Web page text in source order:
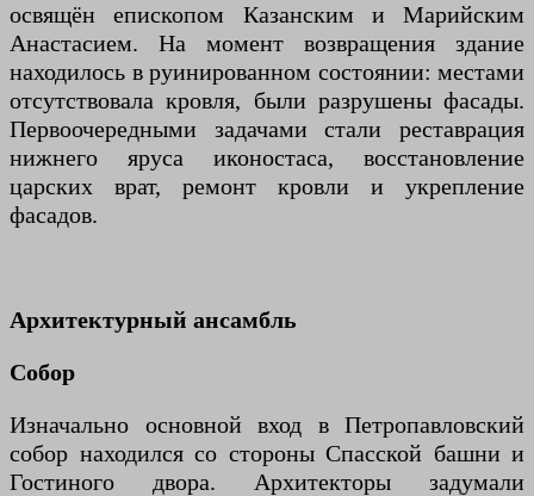
освящён епископом Казанским и Марийским
Анастасием. На момент возвращения здание
находилось в руинированном состоянии: местами
отсутствовала кровля, были разрушены фасады.
Первоочередными задачами стали реставрация
нижнего яруса иконостаса, восстановление
царских врат, ремонт кровли и укрепление
фасадов.
Архитектурный ансамбль
Собор
Изначально основной вход в Петропавловский
собор находился со стороны Спасской башни и
Гостиного двора. Архитекторы задумали